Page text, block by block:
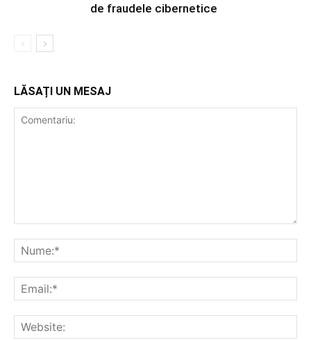
de fraudele cibernetice
LĂSAȚI UN MESAJ